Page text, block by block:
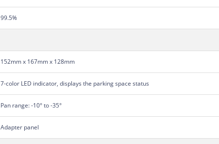
99.5%
152mm x 167mm x 128mm
7-color LED indicator, displays the parking space status
Pan range: -10° to -35°
Adapter panel